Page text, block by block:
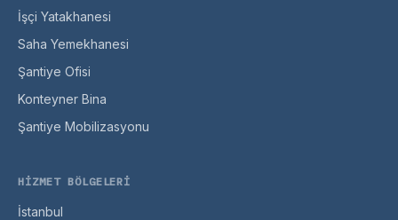
İşçi Yatakhanesi
Saha Yemekhanesi
Şantiye Ofisi
Konteyner Bina
Şantiye Mobilizasyonu
HIZMET BÖLGELERI
İstanbul